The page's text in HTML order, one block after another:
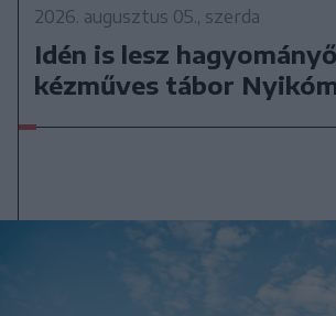
2026. augusztus 05., szerda
Idén is lesz
kézműves tábor